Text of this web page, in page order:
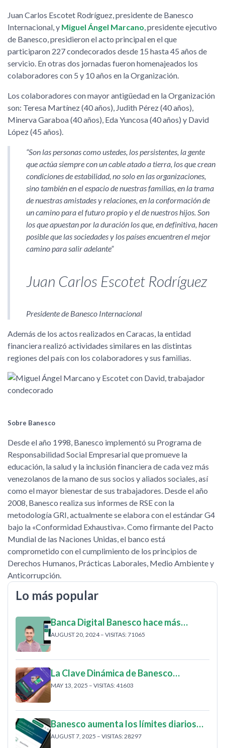
Juan Carlos Escotet Rodríguez, presidente de Banesco
Internacional, y Miguel Ángel Marcano , presidente ejecutivo
de Banesco, presidieron el acto principal en el que
participaron 227 condecorados desde 15 hasta 45 años de
servicio. En otras dos jornadas fueron homenajeados los
colaboradores con 5 y 10 años en la Organización.
Los colaboradores con mayor antigüedad en la Organización
son: Teresa Martínez (40 años), Judith Pérez (40 años),
Minerva Garaboa (40 años), Eda Yuncosa (40 años) y David
López (45 años).
Son las personas como ustedes, los persistentes, la gente
que actúa siempre con un cable atado a tierra, los que crean
condiciones de estabilidad, no solo en las organizaciones,
sino también en el espacio de nuestras familias, en la trama
de nuestras amistades y relaciones, en la conformación de
un camino para el futuro propio y el de nuestros hijos. Son
los que apuestan por la duración los que, en definitiva, hacen
posible que las sociedades y los países encuentren el mejor
camino para salir adelante
Juan Carlos Escotet Rodríguez
Presidente de Banesco Internacional
Además de los actos realizados en Caracas, la entidad
financiera realizó actividades similares en las distintas
regiones del país con los colaboradores y sus familias.
Sobre Banesco
Desde el año 1998, Banesco implementó su Programa de
Responsabilidad Social Empresarial que promueve la
educación, la salud y la inclusión financiera de cada vez más
venezolanos de la mano de sus socios y aliados sociales, así
como el mayor bienestar de sus trabajadores. Desde el año
2008, Banesco realiza sus informes de RSE con la
metodología GRI, actualmente se elabora con el estándar G4
bajo la «Conformidad Exhaustiva». Como firmante del Pacto
Mundial de las Naciones Unidas, el banco está
comprometido con el cumplimiento de los principios de
Derechos Humanos, Prácticas Laborales, Medio Ambiente y
Anticorrupción.
Lo más popular
Banca Digital Banesco hace más…
AUGUST 20, 2024 – VISITAS: 71065
La Clave Dinámica de Banesco…
MAY 13, 2025 – VISITAS: 41603
Banesco aumenta los límites diarios…
AUGUST 7, 2025 – VISITAS: 28297